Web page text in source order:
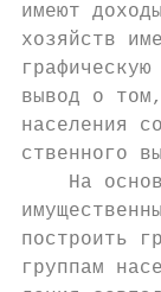
имеют
хозяйств
вывод о
населения
ственного
На
построить
группам